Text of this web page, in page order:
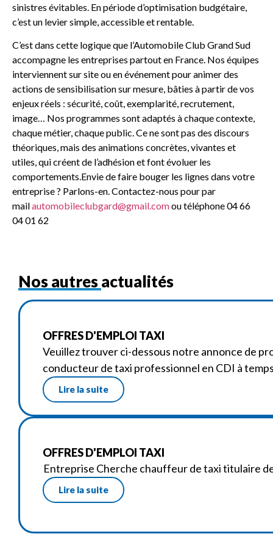
sinistres évitables. En période d’optimisation budgétaire,
c’est un levier simple, accessible et rentable.
C’est dans cette logique que l’Automobile Club Grand Sud
accompagne les entreprises partout en France. Nos équipes
interviennent sur site ou en événement pour animer des
actions de sensibilisation sur mesure, bâties à partir de vos
enjeux réels : sécurité, coût, exemplarité, recrutement,
image… Nos programmes sont adaptés à chaque contexte,
chaque métier, chaque public. Ce ne sont pas des discours
théoriques, mais des animations concrètes, vivantes et
utiles, qui créent de l’adhésion et font évoluer les
comportements.Envie de faire bouger les lignes dans votre
entreprise ? Parlons-en. Contactez-nous pour par
mailautomobileclubgard@gmail.comou téléphone 04 66
04 01 62
Nos autres actualités
OFFRES D'EMPLOI TAXI
Veuillez trouver ci-dessous notre annonce de
conducteur de taxi professionnel en CDI à
Lire la suite
OFFRES D'EMPLOI TAXI
Entreprise Cherche chauffeur de taxi titulaire
Lire la suite